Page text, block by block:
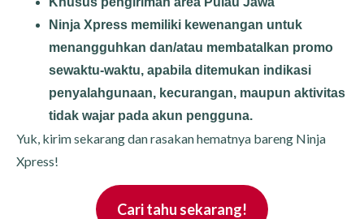
Ninja Xpress memiliki kewenangan untuk
menangguhkan dan/atau membatalkan promo
sewaktu-waktu, apabila ditemukan indikasi
penyalahgunaan, kecurangan, maupun aktivitas
tidak wajar pada akun pengguna.
Yuk, kirim sekarang dan rasakan hematnya bareng Ninja
Xpress!
Cari tahu sekarang!